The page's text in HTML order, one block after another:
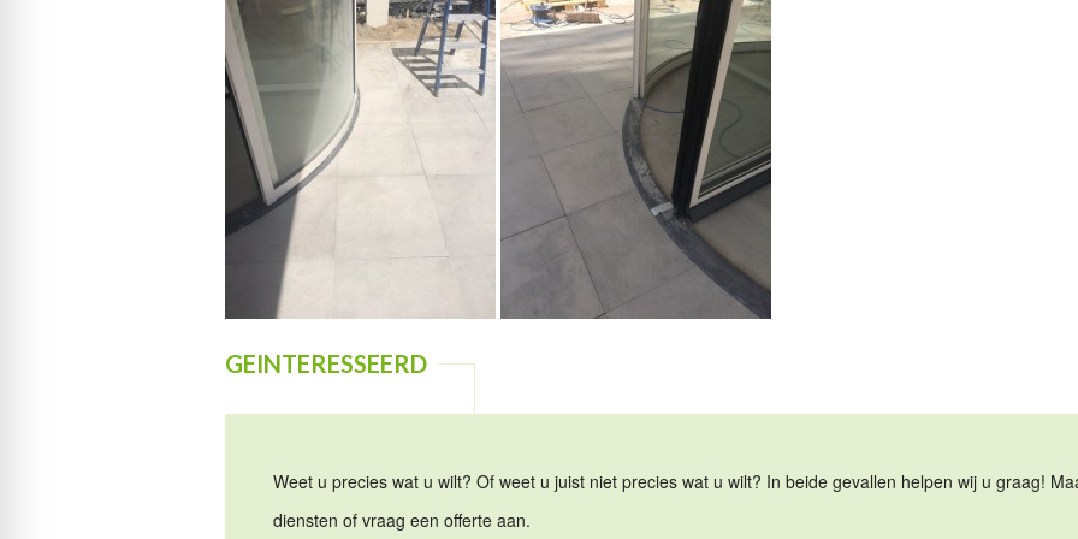
GEINTERESSEERD
Weet u precies wat u wilt? Of weet u juist niet precies wat u wilt? In beide gevallen helpen wij u graag!
diensten of vraag een offerte aan.